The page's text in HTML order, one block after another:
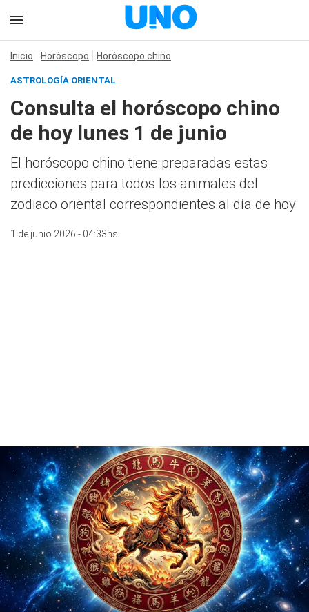
Inicio Horóscopo Horóscopo chino
ASTROLOGÍA ORIENTAL
Consulta el horóscopo chino
de hoy lunes 1 de junio
El horóscopo chino tiene preparadas estas
predicciones para todos los animales del
zodiaco oriental correspondientes al día de hoy
1 de junio 2026 - 04:33hs